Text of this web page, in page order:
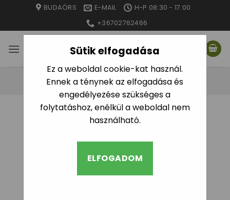
Sütik elfogadása
Ez a weboldal cookie-kat használ.
Ennek a ténynek az elfogadása és
engedélyezése szükséges a
folytatáshoz, enélkül a weboldal nem
használható.
ELFOGADOM
content
BUDAÖRS E-MAIL
H-P 08:30 - 17:00
+36702762466
KEZDŐLAP / CSEPEGTETŐ ÖNTÖZÉS /
MIKROÖNTÖZÉS / MIKRO SZÓRÓFEJEK
SZŰRÉS